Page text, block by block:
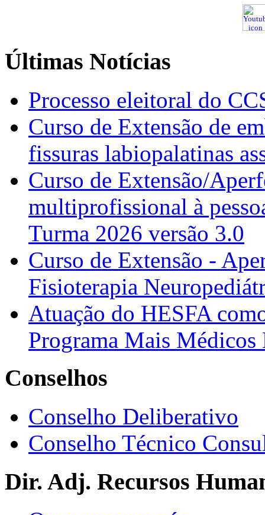
Últimas Notícias
Processo eleitoral do
Curso de Extensão de
fissuras labiopalatinas
Curso de Extensão/
multiprofissional à
Turma 2026 versão 3.0
Curso de Extensão -
Fisioterapia
Atuação do HESFA
Programa Mais
Conselhos
Conselho Deliberativo
Conselho Técnico
Dir. Adj. Recursos